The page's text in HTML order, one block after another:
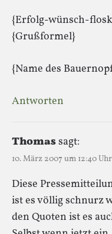
{Erfolg-wünsch-
{Grußformel}
{Name des
Antworten
Thomassagt:
10. März 2007 um 12:40 Uhr
Diese
ist es völlig schnurz
den Quoten ist es